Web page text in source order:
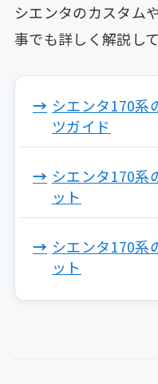
シエンタのカスタム
事でも詳しく解説して
シエンタ170系
ツガイド
シエンタ170系
ット
シエンタ170系
ット